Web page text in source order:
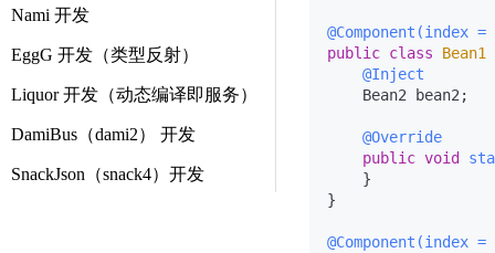
Nami 开发
EggG 开发（类型反射）
Liquor 开发（动态编译即服务）
DamiBus（dami2） 开发
SnackJson（snack4）开发
@Component(index
public class
Bean1
@Inject
    Bean2 bean2;
@Override
public void
    }
}
@Component(index